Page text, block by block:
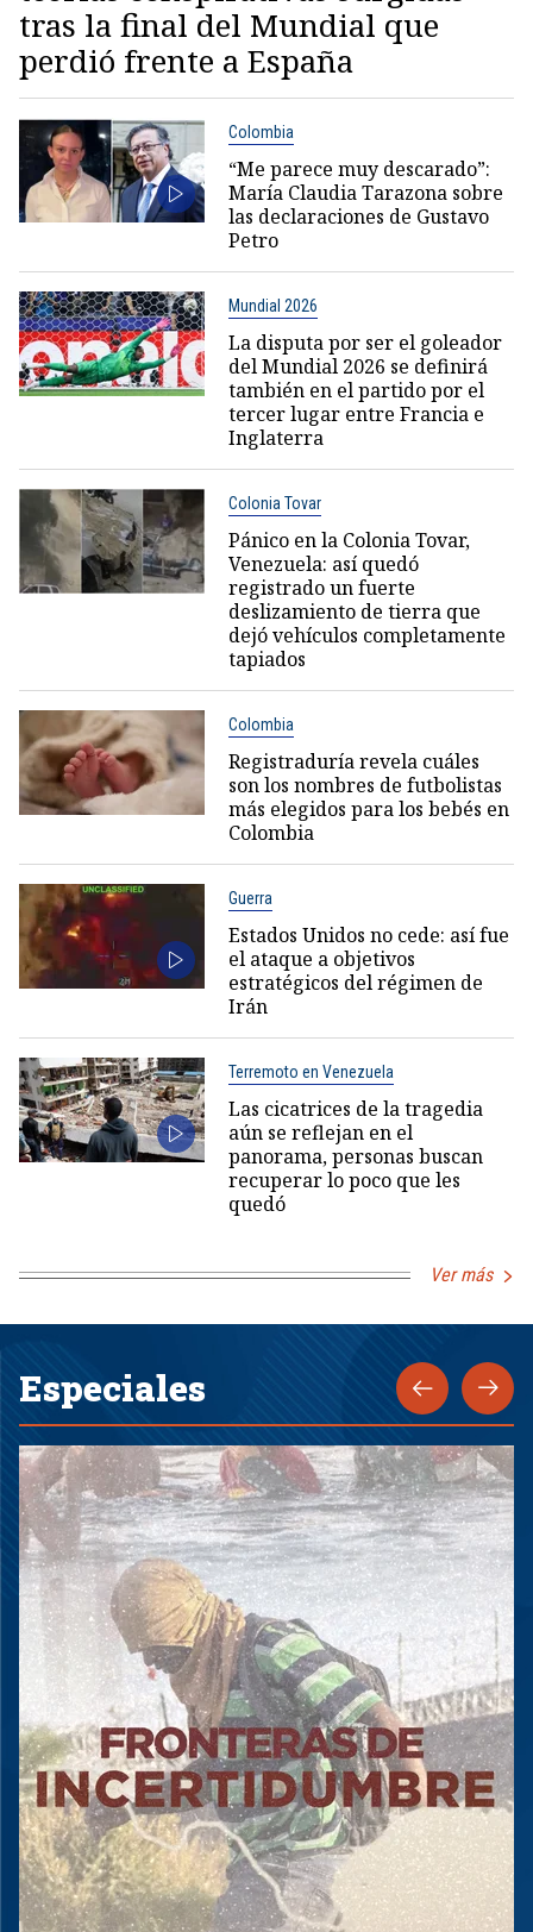
tras la final del Mundial que
perdió frente a España
Colombia
“Me parece muy descarado”:
María Claudia Tarazona sobre
las declaraciones de Gustavo
Petro
Mundial 2026
La disputa por ser el goleador
del Mundial 2026 se definirá
también en el partido por el
tercer lugar entre Francia e
Inglaterra
Colonia Tovar
Pánico en la Colonia Tovar,
Venezuela: así quedó
registrado un fuerte
deslizamiento de tierra que
dejó vehículos completamente
tapiados
Colombia
Registraduría revela cuáles
son los nombres de futbolistas
más elegidos para los bebés en
Colombia
Guerra
Estados Unidos no cede: así fue
el ataque a objetivos
estratégicos del régimen de
Irán
Terremoto en Venezuela
Las cicatrices de la tragedia
aún se reflejan en el
panorama, personas buscan
recuperar lo poco que les
quedó
Ver más
Especiales